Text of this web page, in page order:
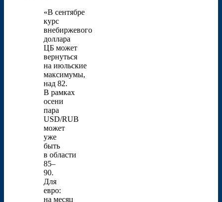
«В сентябре
курс
внебиржевого
доллара
ЦБ может
вернуться
на июльские
максимумы,
над 82.
В рамках
осени
пара
USD/RUB
может
уже
быть
в области
85–
90.
Для
евро:
на месяц